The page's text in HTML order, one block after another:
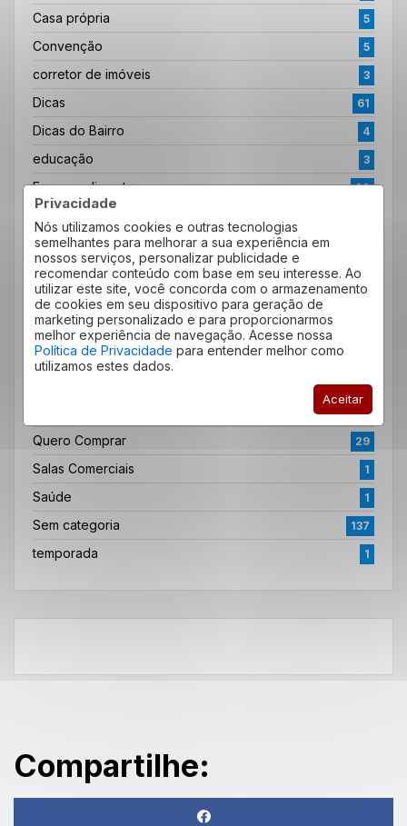
Privacidade
Nós utilizamos cookies e outras tecnologias
semelhantes para melhorar a sua experiência em
nossos serviços, personalizar publicidade e
recomendar conteúdo com base em seu interesse. Ao
utilizar este site, você concorda com o armazenamento
de cookies em seu dispositivo para geração de
marketing personalizado e para proporcionarmos
melhor experiência de navegação. Acesse nossa
Política de Privacidade para entender melhor como
utilizamos estes dados.
Aceitar
Casa própria 5
Convenção 5
corretor de imóveis 3
Dicas 61
Dicas do Bairro 4
educação 3
Empreendimento 22
Família
Imposto de Renda
inestimento
Institucional
Investimento imobiliário
12
9
Quero Comprar 29
Salas Comerciais 1
Saúde 1
Sem categoria 137
temporada 1
Compartilhe: